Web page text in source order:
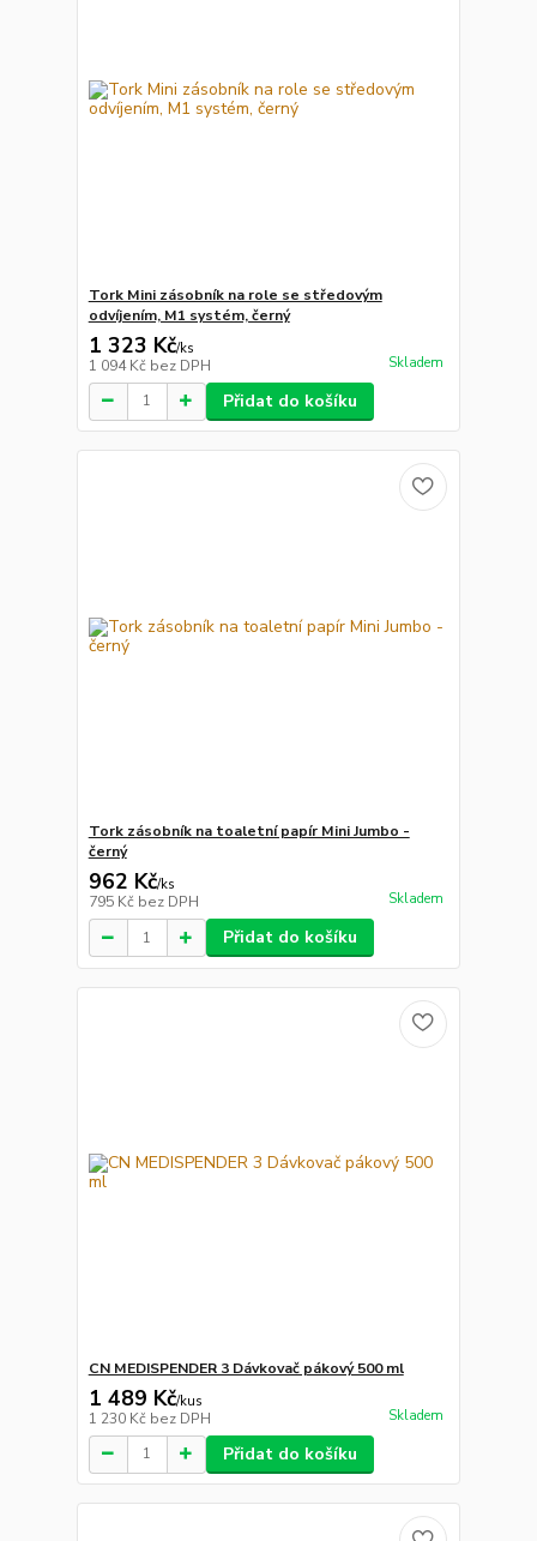
Tork Mini zásobník na role se středovým
odvíjením, M1 systém, černý
1 323 Kč/ks
1 094 Kč bez DPH Skladem
Přidat do košíku
Tork zásobník na toaletní papír Mini Jumbo -
černý
962 Kč/ks
795 Kč bez DPH Skladem
Přidat do košíku
CN MEDISPENDER 3 Dávkovač pákový 500 ml
1 489 Kč/kus
1 230 Kč bez DPH Skladem
Přidat do košíku